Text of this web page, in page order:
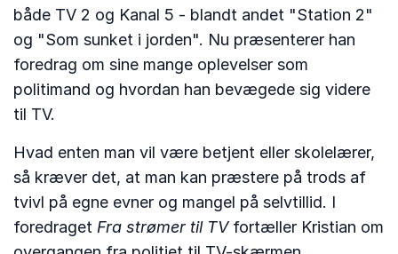
både TV 2 og Kanal 5 - blandt andet "Station 2"
og "Som sunket i jorden". Nu præsenterer han
foredrag om sine mange oplevelser som
politimand og hvordan han bevægede sig videre
til TV.
Hvad enten man vil være betjent eller skolelærer,
så kræver det, at man kan præstere på trods af
tvivl på egne evner og mangel på selvtillid. I
foredraget Fra strømer til TVfortæller Kristian om